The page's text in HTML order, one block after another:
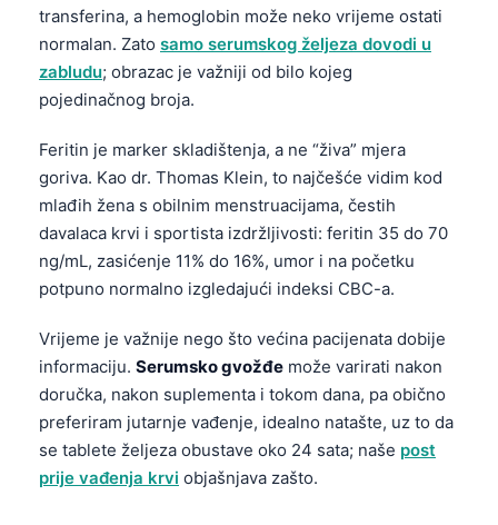
transferina, a hemoglobin može neko vrijeme ostati
normalan. Zato samo serumskog željeza dovodi u
zabludu; obrazac je važniji od bilo kojeg
pojedinačnog broja.
Feritin je marker skladištenja, a ne “živa” mjera
goriva. Kao dr. Thomas Klein, to najčešće vidim kod
mlađih žena s obilnim menstruacijama, čestih
davalaca krvi i sportista izdržljivosti: feritin 35 do 70
ng/mL, zasićenje 11% do 16%, umor i na početku
potpuno normalno izgledajući indeksi CBC-a.
Vrijeme je važnije nego što većina pacijenata dobije
informaciju. Serumsko gvožđe može varirati nakon
doručka, nakon suplementa i tokom dana, pa obično
preferiram jutarnje vađenje, idealno natašte, uz to da
se tablete željeza obustave oko 24 sata; naše post
prije vađenja krvi objašnjava zašto.